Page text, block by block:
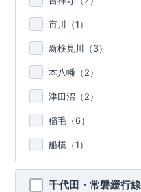
市川（1）
新検見川（3）
本八幡（2）
津田沼（2）
稲毛（6）
船橋（1）
千代田・常磐緩行線